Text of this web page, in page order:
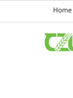
Home